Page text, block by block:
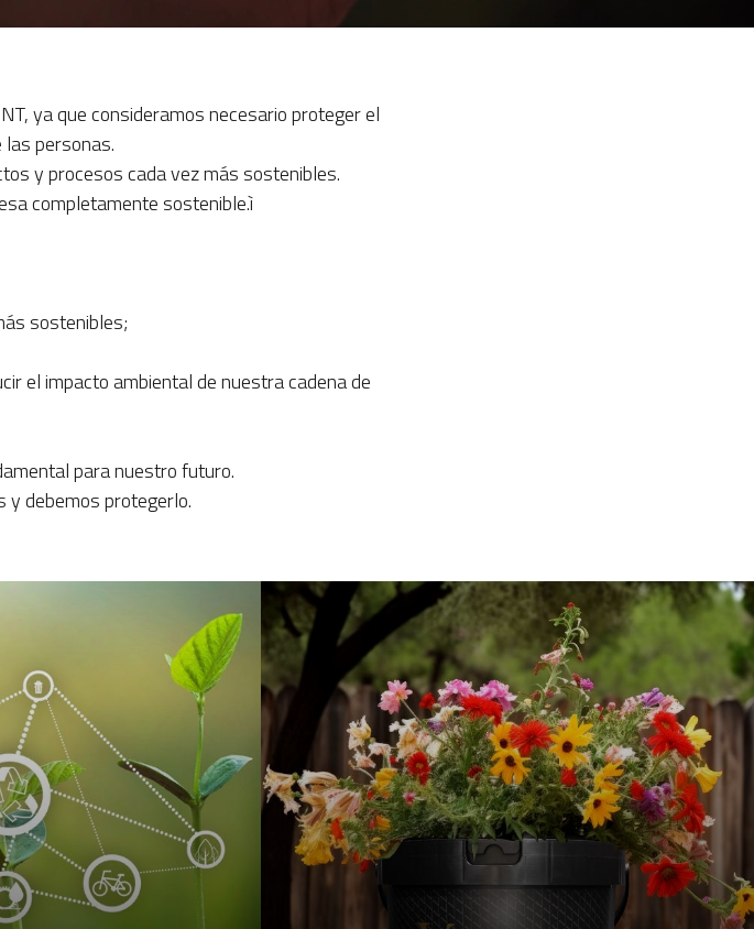
ya que consideramos necesario proteger el
personas.
y procesos cada vez más sostenibles.
completamente sostenible.ì
sostenibles;
el impacto ambiental de nuestra cadena de
para nuestro futuro.
y debemos protegerlo.